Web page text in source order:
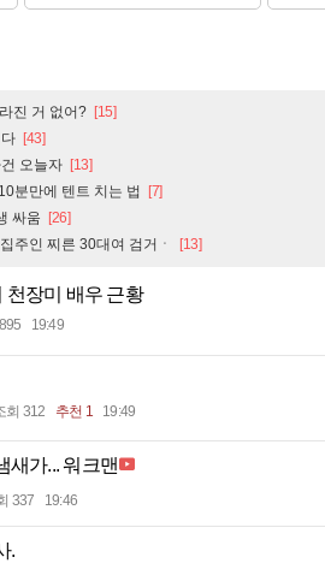
진 거 없어? [15]
[43]
오늘자 [13]
분만에 텐트 치는 법 [7]
싸움 [26]
주인 찌른 30대여 검거ㆍ [13]
천장미 배우 근황
19:49
회 312 추천 1 19:49
새가... 워크맨
337 19:46
.